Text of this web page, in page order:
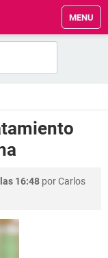
MENU
16:48 porCarlos